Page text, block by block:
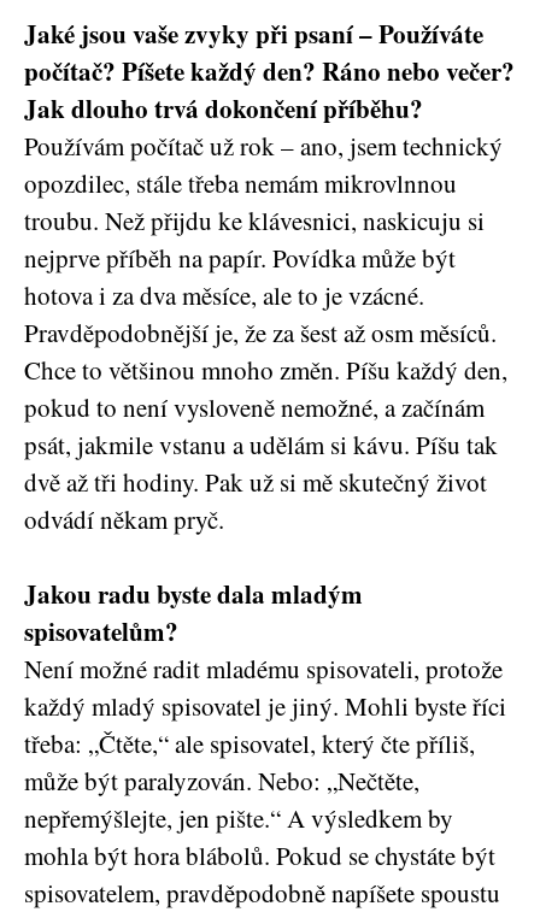
Jaké jsou vaše zvyky při psaní – Používáte
počítač? Píšete každý den? Ráno nebo večer?
Jak dlouho trvá dokončení příběhu?
Používám počítač už rok – ano, jsem technický
opozdilec, stále třeba nemám mikrovlnnou
troubu. Než přijdu ke klávesnici, naskicuju si
nejprve příběh na papír. Povídka může být
hotova i za dva měsíce, ale to je vzácné.
Pravděpodobnější je, že za šest až osm měsíců.
Chce to většinou mnoho změn. Píšu každý den,
pokud to není vysloveně nemožné, a začínám
psát, jakmile vstanu a udělám si kávu. Píšu tak
dvě až tři hodiny. Pak už si mě skutečný život
odvádí někam pryč.
Jakou radu byste dala mladým
spisovatelům?
Není možné radit mladému spisovateli, protože
každý mladý spisovatel je jiný. Mohli byste říci
třeba: „Čtěte,“ ale spisovatel, který čte příliš,
může být paralyzován. Nebo: „Nečtěte,
nepřemýšlejte, jen pište.“ A výsledkem by
mohla být hora blábolů. Pokud se chystáte být
spisovatelem, pravděpodobně napíšete spoustu